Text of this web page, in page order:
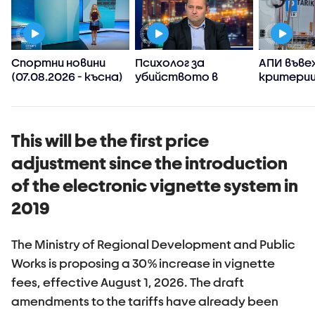
Спортни новини
(07.08.2026 - късна)
Психолог за
убийството в
Възрастните
примерите за
агресивно
поведение
АПИ
This will be the first price
adjustment since the introduction
of the electronic vignette system in
2019
The Ministry of Regional Development and Public
Works is proposing a 30% increase in vignette
fees, effective August 1, 2026. The draft
amendments to the tariffs have already been